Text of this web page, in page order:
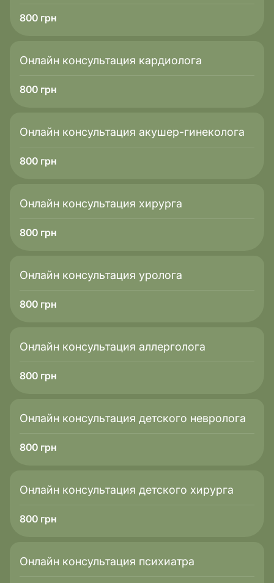
800 грн
Онлайн консультация кардиолога
800 грн
Онлайн консультация акушер-гинеколога
800 грн
Онлайн консультация хирурга
800 грн
Онлайн консультация уролога
800 грн
Онлайн консультация аллерголога
800 грн
Онлайн консультация детского невролога
800 грн
Онлайн консультация детского хирурга
800 грн
Онлайн консультация психиатра